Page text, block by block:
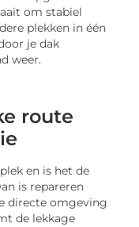
om stabiel
plekken in één
je dak
weer.
route
en is het de
is repareren
directe omgeving
de lekkage